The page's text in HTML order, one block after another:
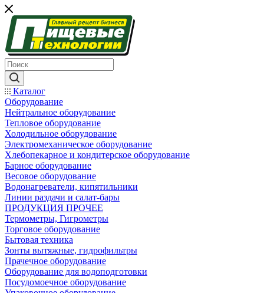
Каталог
Оборудование
Нейтральное оборудование
Тепловое оборудование
Холодильное оборудование
Электромеханическое оборудование
Хлебопекарное и кондитерское оборудование
Барное оборудование
Весовое оборудование
Водонагреватели, кипятильники
Линии раздачи и салат-бары
ПРОДУКЦИЯ ПРОЧЕЕ
Термометры, Гигрометры
Торговое оборудование
Бытовая техника
Зонты вытяжные, гидрофильтры
Прачечное оборудование
Оборудование для водоподготовки
Посудомоечное оборудование